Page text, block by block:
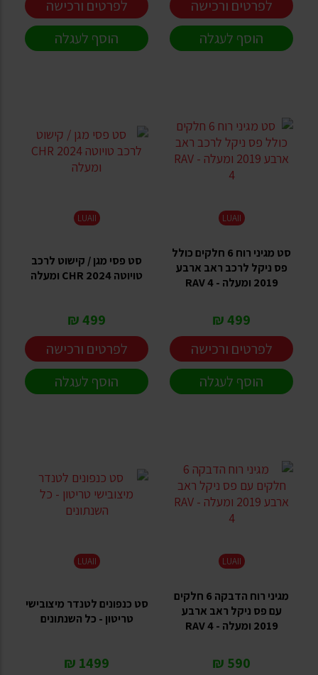
לפרטים ורכישה
הוסף לעגלה
לפרטים ורכישה
הוסף לעגלה
LUAII
סט מגיני רוח 6 חלקים כולל
פס ניקל לרכב ראב ארבע
2019 ומעלה - RAV 4
499 ₪
לפרטים ורכישה
הוסף לעגלה
LUAII
סט פסי מגן / קישוט לרכב
טויוטה CHR 2024 ומעלה
499 ₪
לפרטים ורכישה
הוסף לעגלה
LUAII
מגיני רוח הדבקה 6 חלקים
עם פס ניקל ראב ארבע
2019 ומעלה - RAV 4
590 ₪
LUAII
סט כנפונים לטנדר מיצובישי
טריטון - כל השנתונים
1499 ₪